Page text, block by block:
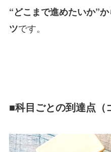
“どこまで進めたいか”
ツです。
■科目ごとの到達点（